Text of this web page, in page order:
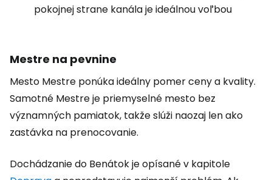
pokojnej strane kanála je ideálnou voľbou
Mestre na pevnine
Mesto Mestre ponúka ideálny pomer ceny a kvality.
Samotné Mestre je priemyselné mesto bez
významných pamiatok, takže slúži naozaj len ako
zastávka na prenocovanie.
Dochádzanie do Benátok je opísané v kapitole